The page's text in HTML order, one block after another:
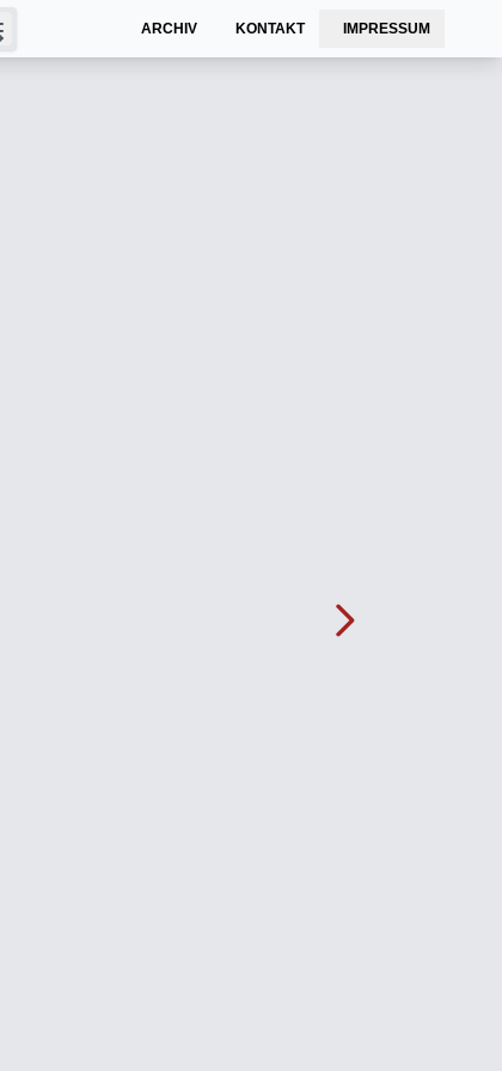
ARCHIV KONTAKT IMPRESSUM